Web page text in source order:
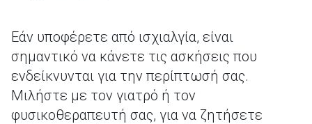
Εάν υποφέρετε από ισχιαλγία, είναι
σημαντικό να κάνετε τις ασκήσεις που
ενδείκνυνται για την περίπτωσή σας.
Μιλήστε με τον γιατρό ή τον
φυσικοθεραπευτή σας, για να ζητήσετε